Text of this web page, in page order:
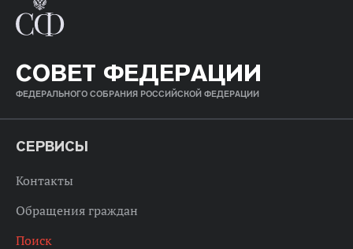
СОВЕТ ФЕДЕРАЦИИ
ФЕДЕРАЛЬНОГО СОБРАНИЯ РОССИЙСКОЙ ФЕДЕРАЦИИ
СЕРВИСЫ
Контакты
Обращения граждан
Поиск